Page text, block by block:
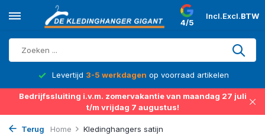
4/5
Incl.Excl.BTW
Levertijd 3-5 werkdagen op voorraad artikelen
Bedrijfssluiting i.v.m. zomervakantie van maandag 27 juli
t/m vrijdag 7 augustus!
Terug Home Kledinghangers satijn